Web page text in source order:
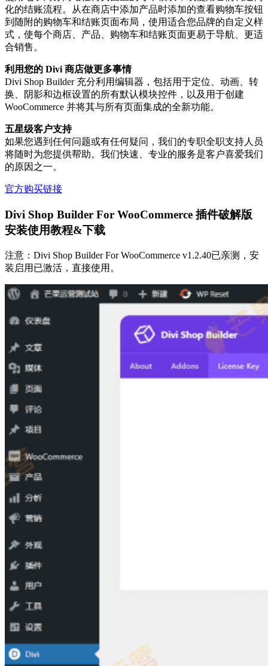
化的结账流程。从在商店中添加产品时添加的查看购物车按钮
到随附的购物车和结账页面布局，使用适合您品牌的自定义样
式，使每个商店、产品、购物车和结账页面更易于导航、更适
合销售。
利用您的 Divi 商店做更多事情
Divi Shop Builder 充分利用编辑器，包括用于定位、动画、转
换、阴影和边框设置的所有默认模块控件，以及用于创建
WooCommerce 并将其与所有页面集成的全新功能。
五星级客户支持
如果您遇到任何问题或有任何疑问，我们的专职全职支持人员
将随时为您提供帮助。我们快速、专业的服务是客户喜爱我们
的原因之一。
官方购买链接
Divi Shop Builder For WooCommerce 插件破解版
安装使用教程&下载
注意：Divi Shop Builder For WooCommerce v1.2.40已亲测，安
装启用已激活，直接使用。